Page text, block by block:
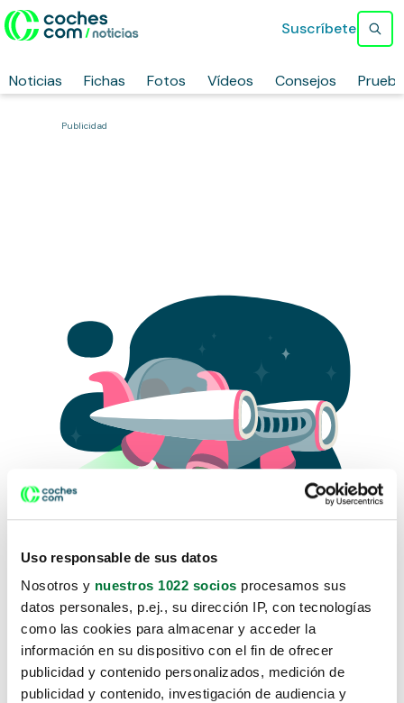
Uso responsable de sus datos
Nosotros y nuestros 1022 socios procesamos sus
datos personales, p.ej., su dirección IP, con tecnologías
como las cookies para almacenar y acceder la
información en su dispositivo con el fin de ofrecer
publicidad y contenido personalizados, medición de
publicidad y contenido, investigación de audiencia y
Noticias Fichas Fotos Vídeos Consejos
Suscríbete
Publicidad
Lo sentimos, no sabemos como
te hemos traido hasta aquí.